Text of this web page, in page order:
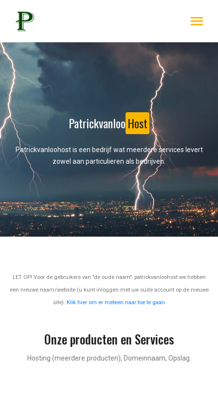
PatrickvanlooHost
Patrickvanloohost is een bedrijf wat meerdere services levert
zowel aan particulieren als bedrijven.
LET OP! Voor de gebruikers van "de oude naam": patrickvanloohost we hebben
een nieuwe naam/website (u kunt inloggen met uw oude account op de nieuwe
site). Klik hier om er meteen naar toe te gaan
Onze producten en Services
Hosting (meerdere producten), Domeinnaam, Opslag.